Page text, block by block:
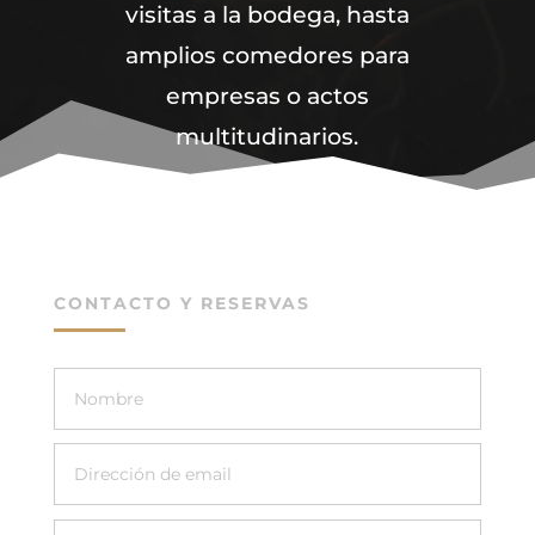
visitas a la bodega, hasta
amplios comedores para
empresas o actos
multitudinarios.
CONTACTO Y RESERVAS